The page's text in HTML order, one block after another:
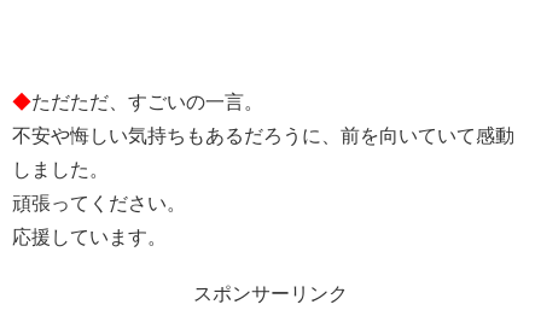
◆ただただ、すごいの一言。
不安や悔しい気持ちもあるだろうに、前を向いていて感動
しました。
頑張ってください。
応援しています。
スポンサーリンク